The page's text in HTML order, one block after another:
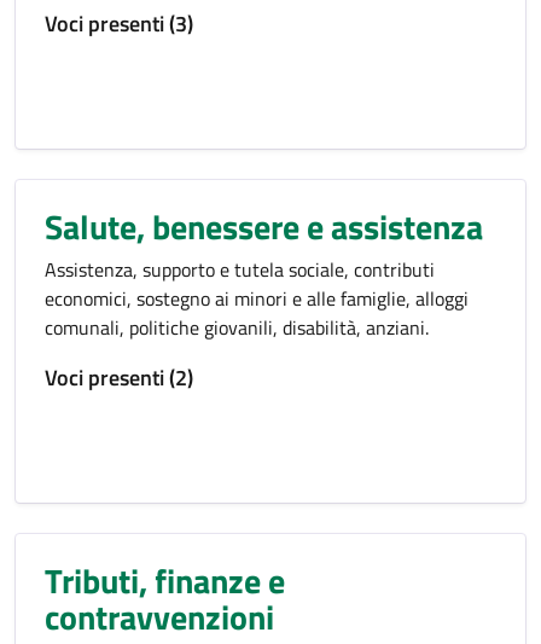
Voci presenti (3)
Salute, benessere e assistenza
Assistenza, supporto e tutela sociale, contributi
economici, sostegno ai minori e alle famiglie, alloggi
comunali, politiche giovanili, disabilità, anziani.
Voci presenti (2)
Tributi, finanze e
contravvenzioni